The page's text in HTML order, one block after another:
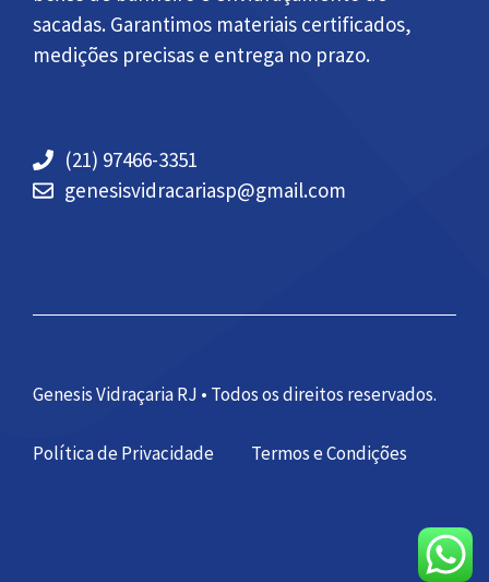
sacadas. Garantimos materiais certificados,
medições precisas e entrega no prazo.
(21) 97466-3351
genesisvidracariasp@gmail.com
Genesis Vidraçaria RJ • Todos os direitos reservados.
Política de Privacidade Termos e Condições